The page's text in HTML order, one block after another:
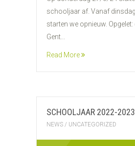
schooljaar af. Vanaf
starten we opnieuw. Opgelet:
Gent...
Read More
SCHOOLJAAR 2022-2023
NEWS / UNCATEGORIZED